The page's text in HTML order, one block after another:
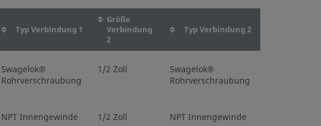
NPT Innengewinde 1/8 Zoll NPT Innengewinde
NPT Innengewinde NPT Innengewinde
Rohrverschraubung
Rohrverschraubung
Typ Verbindung 1
Größe
Verbindung
2
Typ Verbindung 2
Swagelok®
Rohrverschraubung
1/2 Zoll
Swagelok®
Rohrverschraubung
NPT Innengewinde 1/2 Zoll NPT Innengewinde